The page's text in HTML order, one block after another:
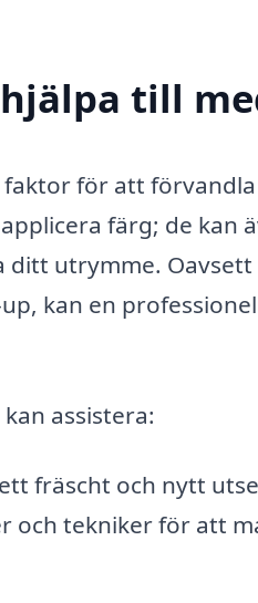
till
faktor för att
färg; de kan
utrymme. Oavsett
kan en
assistera:
fräscht och nytt
och tekniker för att